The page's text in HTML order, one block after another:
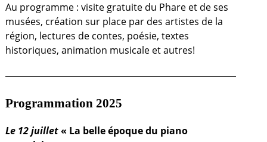
Au programme : visite gratuite du Phare et de ses
musées, création sur place par des artistes de la
région, lectures de contes, poésie, textes
historiques, animation musicale et autres!
Programmation 2025
Le 12 juillet« La belle époque du piano